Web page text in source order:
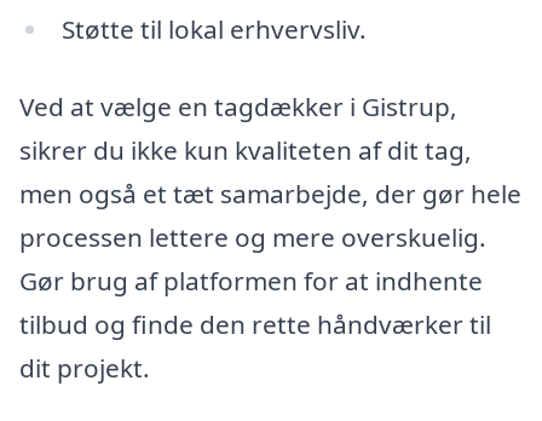
Støtte til lokal erhvervsliv.
Ved at vælge en tagdækker i Gistrup,
sikrer du ikke kun kvaliteten af dit tag,
men også et tæt samarbejde, der gør hele
processen lettere og mere overskuelig.
Gør brug af platformen for at indhente
tilbud og finde den rette håndværker til
dit projekt.